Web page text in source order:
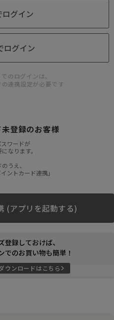
グイン
ログイン
のログインは、
連携設定が必要です
登録のお客様
ワードが
なります。
うえ、
ントカード連携」
(アプリを起動する)
登録しておけば、
でのお買い物も簡単！
ウンロードはこちら